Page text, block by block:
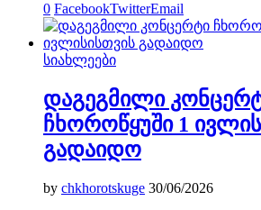
0 FacebookTwitterEmail
სიახლეები
დაგეგმილი
ჩხოროწყუში 1
გადაიდო
by chkhorotskuge 30/06/2026